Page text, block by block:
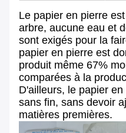
Le papier en pierre
arbre, aucune eau et
sont exigés pour la
papier en pierre est
produit même 67%
comparées à la
D'ailleurs, le papier
sans fin, sans devoir
matières premières.